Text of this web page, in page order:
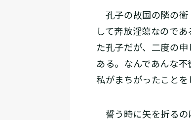
孔子の故国の隣の衛
して奔放淫蕩なので
た孔子だが、二度の
ある。なんであんな
私がまちがったことを
誓う時に矢を折るの